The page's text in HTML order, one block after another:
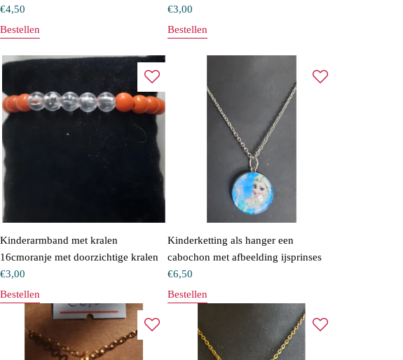
€4,50
Bestellen
€3,00
Bestellen
Kinderarmband met kralen
16cmoranje met doorzichtige kralen
€3,00
Bestellen
Kinderketting als hanger een
cabochon met afbeelding ijsprinses
€6,50
Bestellen